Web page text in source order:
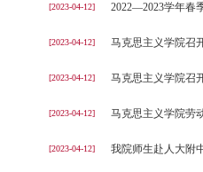
[2023-04-12]
[2023-04-12]
[2023-04-12]
[2023-04-12]
[2023-04-12]